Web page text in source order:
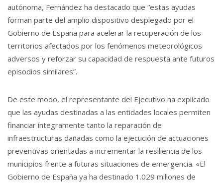
autónoma, Fernández ha destacado que “estas ayudas
forman parte del amplio dispositivo desplegado por el
Gobierno de España para acelerar la recuperación de los
territorios afectados por los fenómenos meteorológicos
adversos y reforzar su capacidad de respuesta ante futuros
episodios similares”.
De este modo, el representante del Ejecutivo ha explicado
que las ayudas destinadas a las entidades locales permiten
financiar íntegramente tanto la reparación de
infraestructuras dañadas como la ejecución de actuaciones
preventivas orientadas a incrementar la resiliencia de los
municipios frente a futuras situaciones de emergencia. «El
Gobierno de España ya ha destinado 1.029 millones de